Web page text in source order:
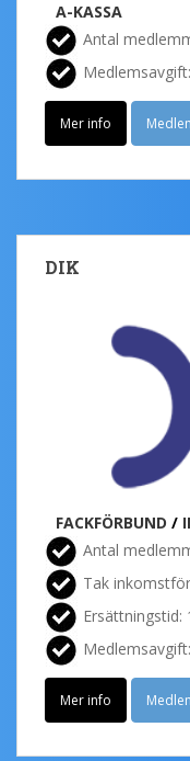
A-KASSA
Antal
Mer info
DIK
FACKFÖRBUND /
Antal
Tak
Ersättningstid:
Mer info